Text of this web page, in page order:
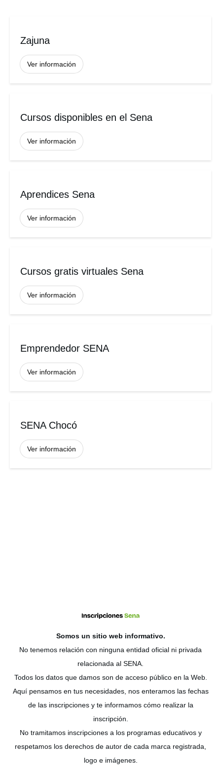
Zajuna
Ver información
Cursos disponibles en el Sena
Ver información
Aprendices Sena
Ver información
Cursos gratis virtuales Sena
Ver información
Emprendedor SENA
Ver información
SENA Chocó
Ver información
Somos un sitio web informativo.
No tenemos relación con ninguna entidad oficial ni privada
relacionada al SENA.
Todos los datos que damos son de acceso público en la Web.
Aquí pensamos en tus necesidades, nos enteramos las fechas
de las inscripciones y te informamos cómo realizar la
inscripción.
No tramitamos inscripciones a los programas educativos y
respetamos los derechos de autor de cada marca registrada,
logo e imágenes.